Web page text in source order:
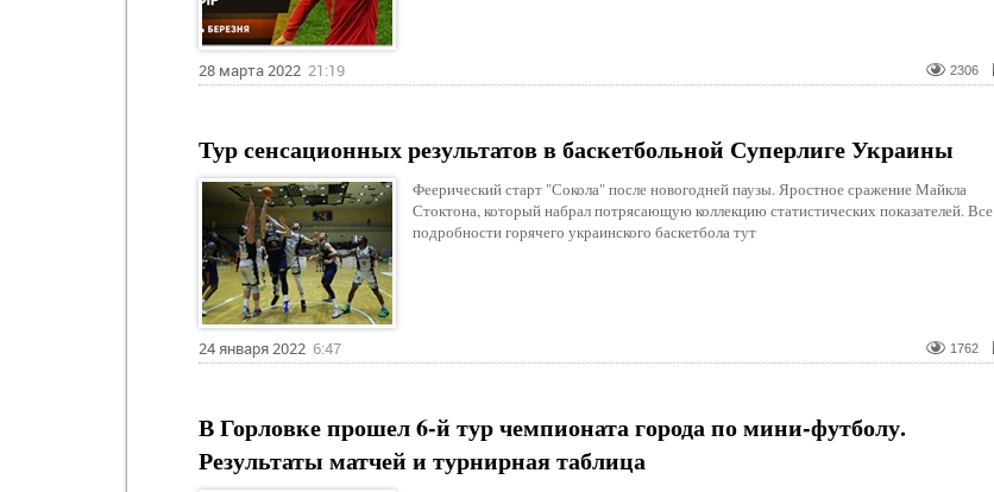
28 марта 2022 21:19 2306
Тур сенсационных результатов в баскетбольной Суперлиге Украины
Феерический старт "Сокола" после новогодней паузы. Яростное сражение Майкла
Стоктона, который набрал потрясающую коллекцию статистических показателей. Все
подробности горячего украинского баскетбола тут
24 января 2022 6:47 1762
В Горловке прошел 6-й тур чемпионата города по мини-футболу.
Результаты матчей и турнирная таблица